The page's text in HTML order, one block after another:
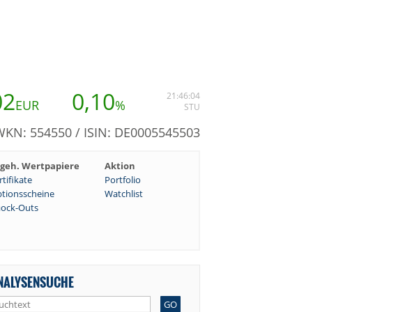
EUR 0,10%
21:46:04
STU
554550 / ISIN: DE0005545503
Wertpapiere
Aktion
Portfolio
Watchlist
Outs
GO